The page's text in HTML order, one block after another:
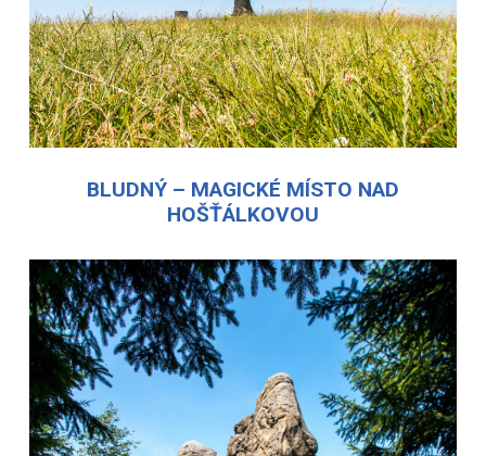
BLUDNÝ – MAGICKÉ MÍSTO NAD
HOŠŤÁLKOVOU